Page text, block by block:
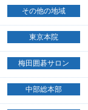
その他の地域
東京本院
梅田囲碁サロン
中部総本部